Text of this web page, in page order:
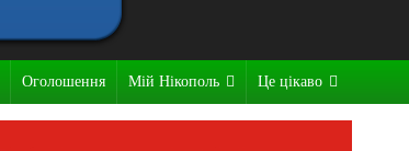
Оголошення Мій Нікополь Це цікаво